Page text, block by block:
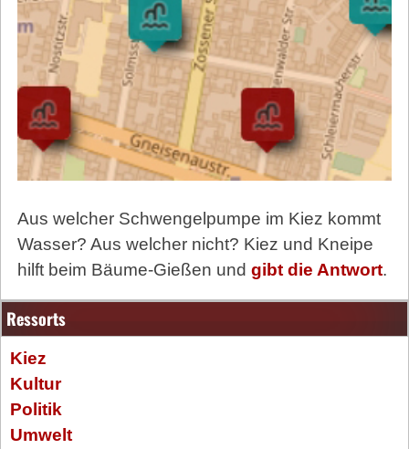
Aus welcher Schwengelpumpe im Kiez kommt
Wasser? Aus welcher nicht? Kiez und Kneipe
hilft beim Bäume-Gießen und gibt die Antwort.
Ressorts
Kiez
Kultur
Politik
Umwelt